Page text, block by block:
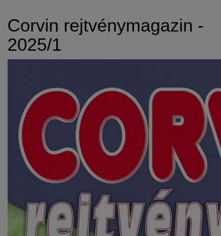
Corvin rejtvénymagazin -
2025/1